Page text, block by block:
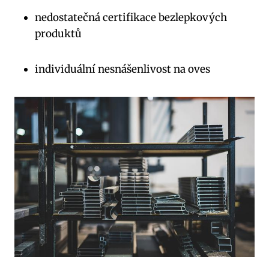
nedostatečná certifikace bezlepkových
produktů
individuální nesnášenlivost na oves